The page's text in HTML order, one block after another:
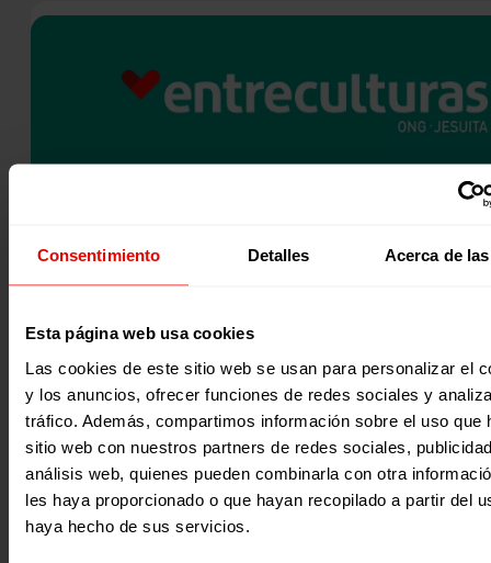
Consentimiento Detalles Acerca de
Esta página web usa cookies
Las cookies de este sitio web se usan para personalizar el
y los anuncios, ofrecer funciones de redes sociales y
tráfico. Además, compartimos información sobre el uso que
sitio web con nuestros partners de redes sociales,
análisis web, quienes pueden combinarla con otra
les haya proporcionado o que hayan recopilado a partir del
haya hecho de sus servicios.
EDUCACIÓN EN EMERGENCIAS Y REHABILITACIÓN
COMUNIDADES DE MABÁN AFECTADAS POR EL CONFLICTO.
1. Reducir el sufrimiento y mejorar la salud mental y el
psicosocial de las personas afectadas por el conflicto…
11 diciembre 2019